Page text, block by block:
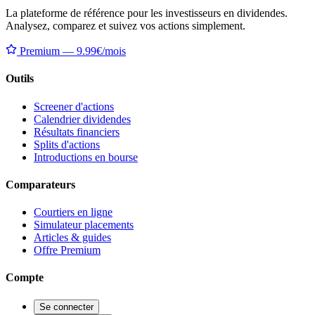
La plateforme de référence pour les investisseurs en dividendes.
Analysez, comparez et suivez vos actions simplement.
Premium — 9.99€/mois
Outils
Screener d'actions
Calendrier dividendes
Résultats financiers
Splits d'actions
Introductions en bourse
Comparateurs
Courtiers en ligne
Simulateur placements
Articles & guides
Offre Premium
Compte
Se connecter